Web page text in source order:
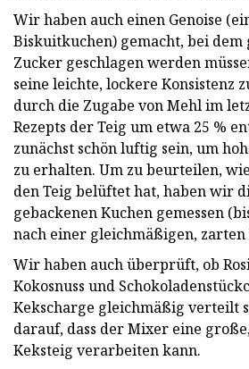
Wir haben auch einen Genoise
Biskuitkuchen) gemacht, bei dem
Zucker geschlagen werden
seine leichte, lockere Konsistenz
durch die Zugabe von Mehl im
Rezepts der Teig um etwa 25 %
zunächst schön luftig sein, um
zu erhalten. Um zu beurteilen,
den Teig belüftet hat, haben wir
gebackenen Kuchen gemessen
nach einer gleichmäßigen, zarten
Wir haben auch überprüft, ob
Kokosnuss und
Kekscharge gleichmäßig verteilt
darauf, dass der Mixer eine
Keksteig verarbeiten kann.